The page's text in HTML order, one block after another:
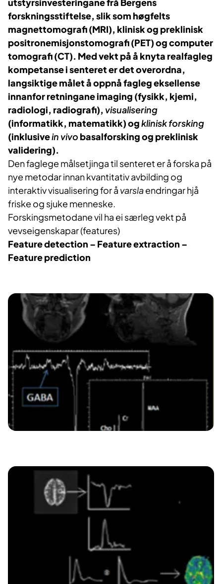
forskningsstiftelse, slik som høgfelts
magnettomografi (MRI), klinisk og preklinisk
positronemisjonstomografi (PET) og computer
tomografi (CT). Med vekt på å knyta realfagleg
kompetanse i senteret er det overordna,
langsiktige målet å oppnå fagleg eksellense
innanfor retningane imaging (fysikk, kjemi,
radiologi, radiografi), visualisering
(informatikk, matematikk) ogklinisk forsking
(inklusivein vivo basalforsking og preklinisk
validering).
Den faglege målsetjinga til senteret er å forska på
nye metodar innan kvantitativ avbilding og
interaktiv visualisering for å varslaendringar hjå
friske og sjuke menneske.
Forskingsmetodane vil ha ei særleg vekt på
vevseigenskapar (features)
Feature detection – Feature extraction –
Feature prediction